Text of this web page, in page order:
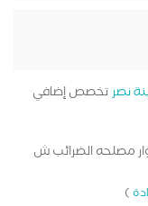
نصرتخصص إضافي
مصلحه الضرائب ش
)